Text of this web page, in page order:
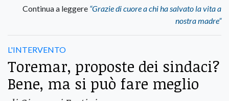
Continua a leggere “Grazie di cuore a chi ha salvato la vita a
nostra madre”
L'INTERVENTO
Toremar, proposte dei sindaci?
Bene, ma si può fare meglio